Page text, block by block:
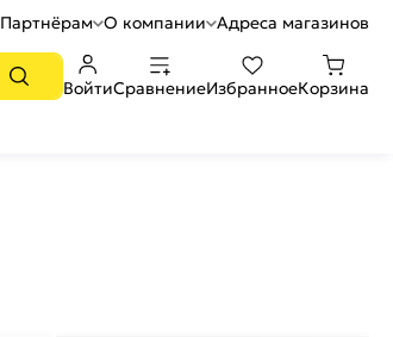
Партнёрам О компании Адреса магазинов
ВойтиСравнениеИзбранноеКорзина